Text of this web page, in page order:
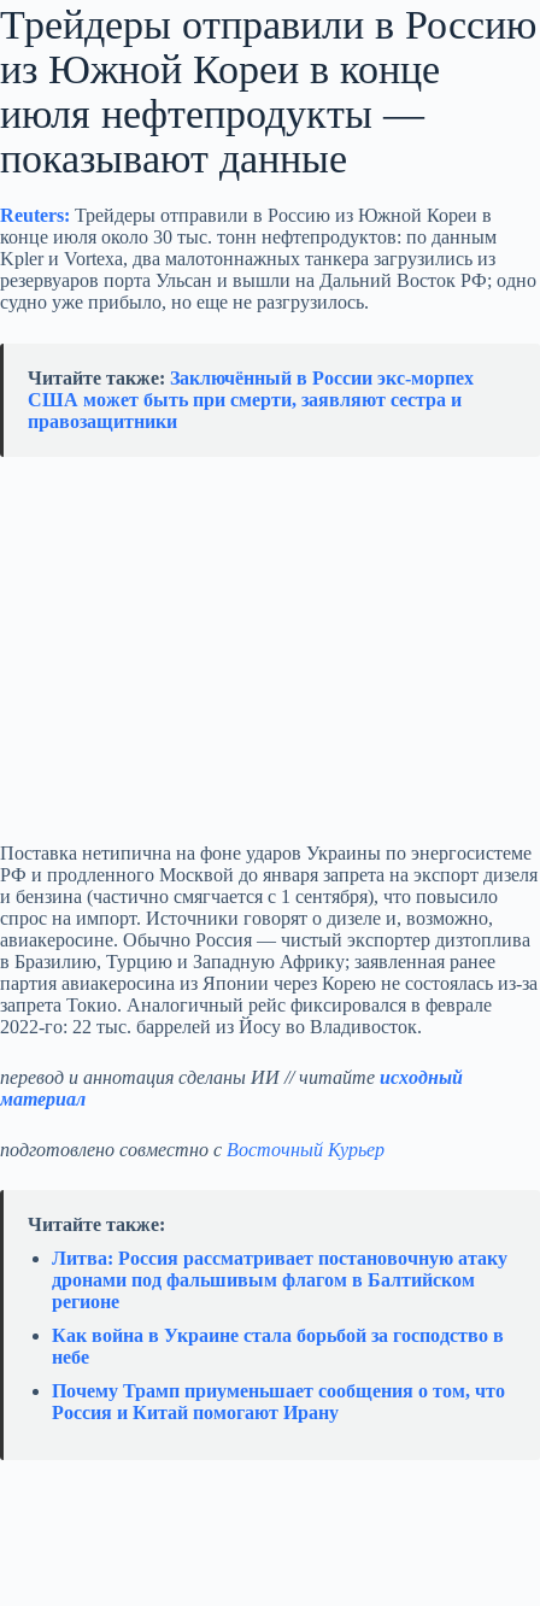
Трейдеры отправили в Россию
из Южной Кореи в конце
июля нефтепродукты —
показывают данные
Reuters: Трейдеры отправили в Россию из Южной Кореи в
конце июля около 30 тыс. тонн нефтепродуктов: по данным
Kpler и Vortexa, два малотоннажных танкера загрузились из
резервуаров порта Ульсан и вышли на Дальний Восток РФ; одно
судно уже прибыло, но еще не разгрузилось.
Читайте также: Заключённый в России экс-морпех
США может быть при смерти, заявляют сестра и
правозащитники
Поставка нетипична на фоне ударов Украины по энергосистеме
РФ и продленного Москвой до января запрета на экспорт дизеля
и бензина (частично смягчается с 1 сентября), что повысило
спрос на импорт. Источники говорят о дизеле и, возможно,
авиакеросине. Обычно Россия — чистый экспортер дизтоплива
в Бразилию, Турцию и Западную Африку; заявленная ранее
партия авиакеросина из Японии через Корею не состоялась из‑за
запрета Токио. Аналогичный рейс фиксировался в феврале
2022‑го: 22 тыс. баррелей из Йосу во Владивосток.
перевод и аннотация сделаны ИИ // читайте исходный
материал
подготовлено совместно с Восточный Курьер
Читайте также:
Литва: Россия рассматривает постановочную атаку
дронами под фальшивым флагом в Балтийском
регионе
Как война в Украине стала борьбой за господство в
небе
Почему Трамп приуменьшает сообщения о том, что
Россия и Китай помогают Ирану